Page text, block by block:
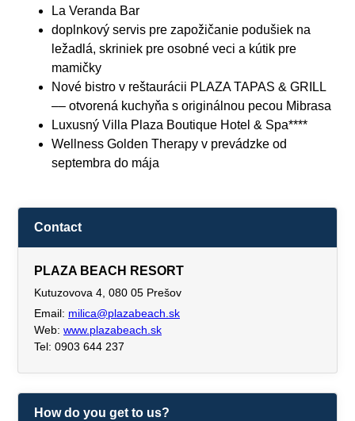
La Veranda Bar
doplnkový servis pre zapožičanie podušiek na
ležadlá, skriniek pre osobné veci a kútik pre
mamičky
Nové bistro v reštaurácii PLAZA TAPAS & GRILL
–– otvorená kuchyňa s originálnou pecou Mibrasa
Luxusný Villa Plaza Boutique Hotel & Spa****
Wellness Golden Therapy v prevádzke od
septembra do mája
Contact
PLAZA BEACH RESORT
Kutuzovova 4, 080 05 Prešov
Email: milica@plazabeach.sk
Web: www.plazabeach.sk
Tel: 0903 644 237
How do you get to us?